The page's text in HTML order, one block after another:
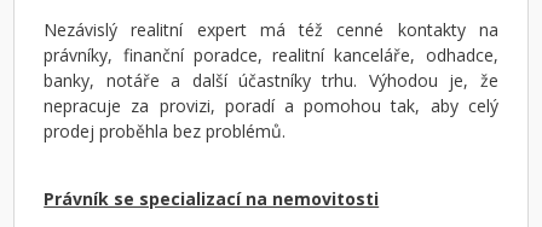
Nezávislý realitní expert má též cenné kontakty na
právníky, finanční poradce, realitní kanceláře, odhadce,
banky, notáře a další účastníky trhu. Výhodou je, že
nepracuje za provizi, poradí a pomohou tak, aby celý
prodej proběhla bez problémů.
Právník se specializací na nemovitosti